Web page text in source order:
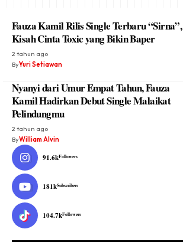
Fauza Kamil Rilis Single Terbaru “Sirna”,
Kisah Cinta Toxic yang Bikin Baper
2 tahun ago
ByYuri Setiawan
Nyanyi dari Umur Empat Tahun, Fauza
Kamil Hadirkan Debut Single Malaikat
Pelindungmu
2 tahun ago
ByWilliam Alvin
91.6kFollowers
181kSubscribers
104.7kFollowers